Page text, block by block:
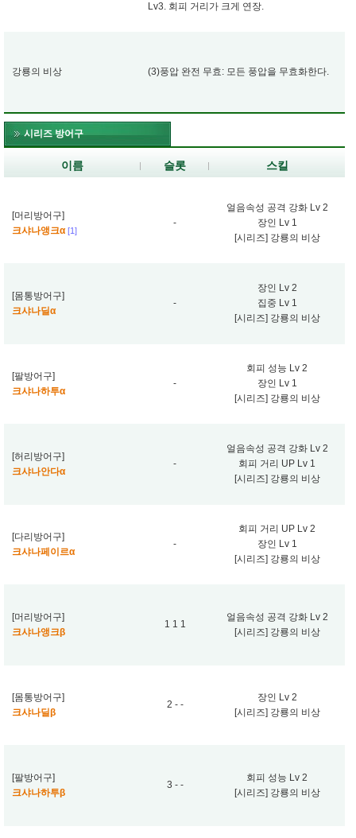
Lv3. 회피 거리가 크게 연장.
강룡의 비상 (3)풍압 완전 무효: 모든 풍압을 무효화한다.
시리즈 방어구
이름 슬롯 스킬
[머리방어구]
크샤나앵크α [1]
-
얼음속성 공격 강화 Lv 2
장인 Lv 1
[시리즈] 강룡의 비상
[몸통방어구]
크샤나딜α
-
장인 Lv 2
집중 Lv 1
[시리즈] 강룡의 비상
[팔방어구]
크샤나하투α
-
회피 성능 Lv 2
장인 Lv 1
[시리즈] 강룡의 비상
[허리방어구]
크샤나안다α
-
얼음속성 공격 강화 Lv 2
회피 거리 UP Lv 1
[시리즈] 강룡의 비상
[다리방어구]
크샤나페이르α
-
회피 거리 UP Lv 2
장인 Lv 1
[시리즈] 강룡의 비상
[머리방어구]
크샤나앵크β
1 1 1
얼음속성 공격 강화 Lv 2
[시리즈] 강룡의 비상
[몸통방어구]
크샤나딜β
2 - -
장인 Lv 2
[시리즈] 강룡의 비상
[팔방어구]
크샤나하투β
3 - -
회피 성능 Lv 2
[시리즈] 강룡의 비상